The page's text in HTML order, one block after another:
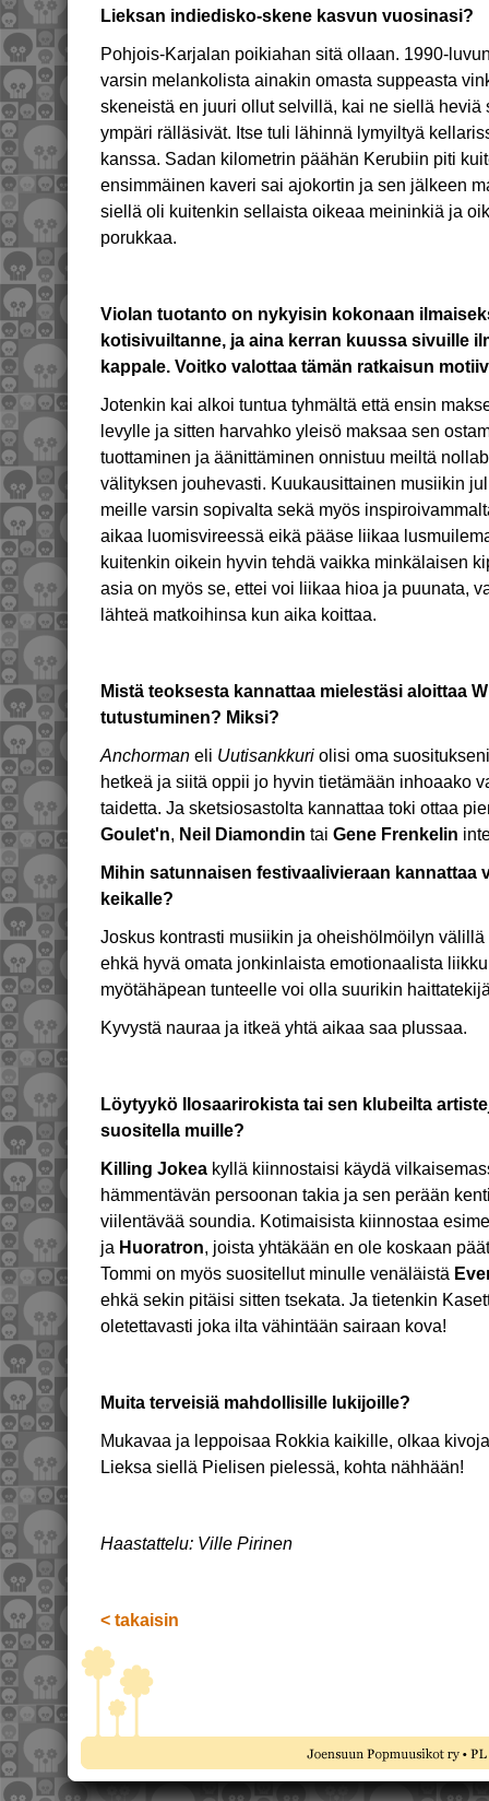
Lieksan indiedisko-skene kasvun vuosinasi?
Pohjois-Karjalan poikiahan sitä ollaan. 1990-
varsin melankolista ainakin omasta suppeasta
skeneistä en juuri ollut selvillä, kai ne siellä heviä
ympäri rälläsivät. Itse tuli lähinnä lymyiltyä
kanssa. Sadan kilometrin päähän Kerubiin piti
ensimmäinen kaveri sai ajokortin ja sen jälkeen
siellä oli kuitenkin sellaista oikeaa meininkiä ja
porukkaa.
Violan tuotanto on nykyisin kokonaan
kotisivuiltanne, ja aina kerran kuussa sivuille
kappale. Voitko valottaa tämän ratkaisun
Jotenkin kai alkoi tuntua tyhmältä että ensin
levylle ja sitten harvahko yleisö maksaa sen
tuottaminen ja äänittäminen onnistuu meiltä
välityksen jouhevasti. Kuukausittainen musiikin
meille varsin sopivalta sekä myös
aikaa luomisvireessä eikä pääse liikaa
kuitenkin oikein hyvin tehdä vaikka minkälaisen
asia on myös se, ettei voi liikaa hioa ja puunata,
lähteä matkoihinsa kun aika koittaa.
Mistä teoksesta kannattaa mielestäsi aloittaa
tutustuminen? Miksi?
Anchorman eli Uutisankkuri olisi oma
hetkeä ja siitä oppii jo hyvin tietämään inhoaako
taidetta. Ja sketsiosastolta kannattaa toki ottaa
Goulet'n, Neil Diamondin tai Gene Frenkelin
Mihin satunnaisen festivaalivieraan kannattaa
keikalle?
Joskus kontrasti musiikin ja oheishölmöilyn
ehkä hyvä omata jonkinlaista emotionaalista
myötähäpean tunteelle voi olla suurikin
Kyvystä nauraa ja itkeä yhtä aikaa saa plussaa.
Löytyykö Ilosaarirokista tai sen klubeilta
suositella muille?
Killing Jokea kyllä kiinnostaisi käydä
hämmentävän persoonan takia ja sen perään
viilentävää soundia. Kotimaisista kiinnostaa
ja Huoratron, joista yhtäkään en ole koskaan
Tommi on myös suositellut minulle venäläistä
ehkä sekin pitäisi sitten tsekata. Ja tietenkin
oletettavasti joka ilta vähintään sairaan kova!
Muita terveisiä mahdollisille lukijoille?
Mukavaa ja leppoisaa Rokkia kaikille, olkaa
Lieksa siellä Pielisen pielessä, kohta nähhään!
Haastattelu: Ville Pirinen
< takaisin